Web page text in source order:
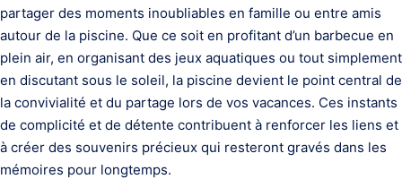
partager des moments inoubliables en famille ou entre amis
autour de la piscine. Que ce soit en profitant d’un barbecue en
plein air, en organisant des jeux aquatiques ou tout simplement
en discutant sous le soleil, la piscine devient le point central de
la convivialité et du partage lors de vos vacances. Ces instants
de complicité et de détente contribuent à renforcer les liens et
à créer des souvenirs précieux qui resteront gravés dans les
mémoires pour longtemps.